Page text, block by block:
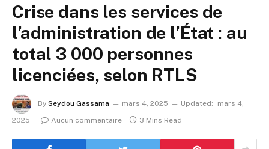
Crise dans les services de
l’administration de l’État : au
total 3 000 personnes
licenciées, selon RTLS
By Seydou Gassama mars 4, 2025 Updated:
mars 4,
2025
Aucun commentaire 3 Mins Read